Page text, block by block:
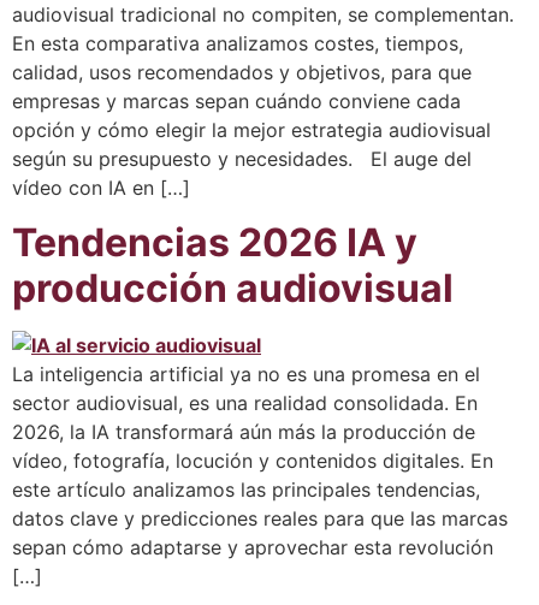
audiovisual tradicional no compiten, se complementan.
En esta comparativa analizamos costes, tiempos,
calidad, usos recomendados y objetivos, para que
empresas y marcas sepan cuándo conviene cada
opción y cómo elegir la mejor estrategia audiovisual
según su presupuesto y necesidades. El auge del
vídeo con IA en […]
Tendencias 2026 IA y
producción audiovisual
La inteligencia artificial ya no es una promesa en el
sector audiovisual, es una realidad consolidada. En
2026, la IA transformará aún más la producción de
vídeo, fotografía, locución y contenidos digitales. En
este artículo analizamos las principales tendencias,
datos clave y predicciones reales para que las marcas
sepan cómo adaptarse y aprovechar esta revolución
[…]